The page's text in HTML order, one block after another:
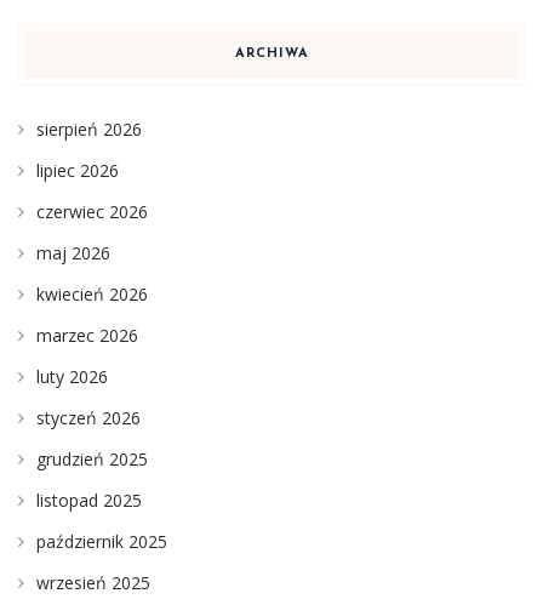
ARCHIWA
sierpień 2026
lipiec 2026
czerwiec 2026
maj 2026
kwiecień 2026
marzec 2026
luty 2026
styczeń 2026
grudzień 2025
listopad 2025
październik 2025
wrzesień 2025